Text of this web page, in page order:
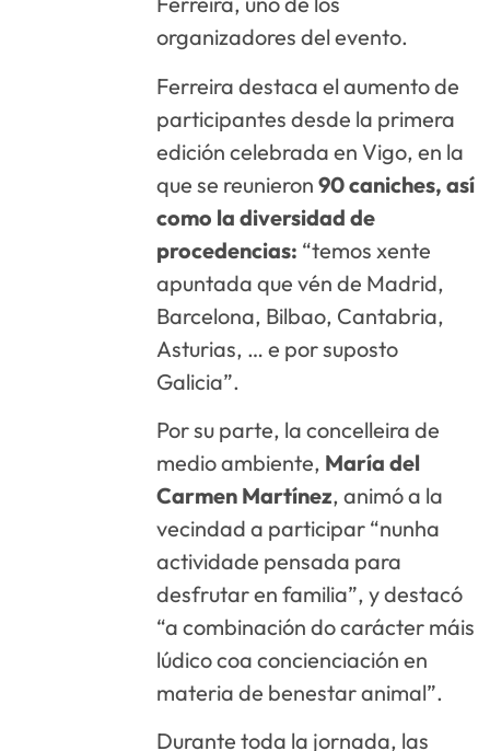
organizadores del evento.
Ferreira destaca el aumento de
participantes desde la primera
edición celebrada en Vigo, en la
que se reunieron90 caniches, así
como la diversidad de
procedencias: “temos xente
apuntada que vén de Madrid,
Barcelona, Bilbao, Cantabria,
Asturias, … e por suposto
Galicia”.
Por su parte, la concelleira de
medio ambiente, María del
Carmen Martínez, animó a la
vecindad a participar “nunha
actividade pensada para
desfrutar en familia”, y destacó
“a combinación do carácter máis
lúdico coa concienciación en
materia de benestar animal”.
Durante toda la jornada, las